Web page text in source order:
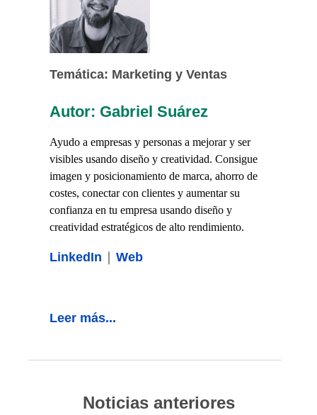
Temática: Marketing y Ventas
Autor: Gabriel Suárez
Ayudo a empresas y personas a mejorar y ser
visibles usando diseño y creatividad. Consigue
imagen y posicionamiento de marca, ahorro de
costes, conectar con clientes y aumentar su
confianza en tu empresa usando diseño y
creatividad estratégicos de alto rendimiento.
LinkedIn | Web
Leer más...
Noticias anteriores